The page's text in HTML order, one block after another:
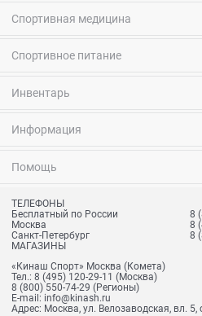
Спортивная медицина
Спортивное питание
Инвентарь
Информация
Помощь
ТЕЛЕФОНЫ
Бесплатный по России
8
Москва
8
Санкт-Петербург
8
МАГАЗИНЫ
«Кинаш Спорт» Москва (Комета)
Тел.: 8 (495) 120-29-11 (Москва)
8 (800) 550-74-29 (Регионы)
E-mail: info@kinash.ru
Адрес: Москва, ул. Велозаводская, вл.